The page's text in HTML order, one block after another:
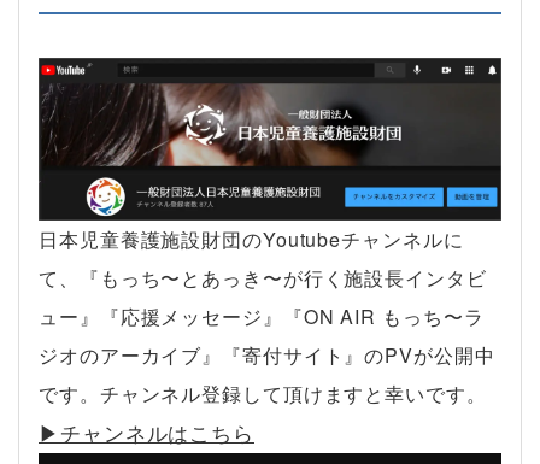
日本児童養護施設財団のYoutubeチャンネルに
て、『もっち〜とあっき〜が行く施設長インタビ
ュー』『応援メッセージ』『ON AIR もっち〜ラ
ジオのアーカイブ』『寄付サイト』のPVが公開中
です。チャンネル登録して頂けますと幸いです。
▶︎チャンネルはこちら